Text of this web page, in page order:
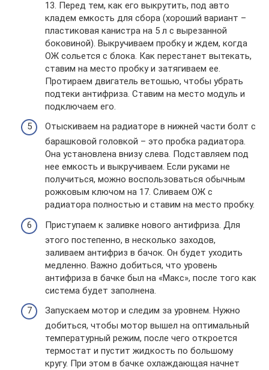
13. Перед тем, как его выкрутить, под авто
кладем емкость для сбора (хороший вариант –
пластиковая канистра на 5 л с вырезанной
боковиной). Выкручиваем пробку и ждем, когда
ОЖ сольется с блока. Как перестанет вытекать,
ставим на место пробку и затягиваем ее.
Протираем двигатель ветошью, чтобы убрать
подтеки антифриза. Ставим на место модуль и
подключаем его.
Отыскиваем на радиаторе в нижней части болт с
барашковой головкой – это пробка радиатора.
Она установлена внизу слева. Подставляем под
нее емкость и выкручиваем. Если руками не
получиться, можно воспользоваться обычным
рожковым ключом на 17. Сливаем ОЖ с
радиатора полностью и ставим на место пробку.
Приступаем к заливке нового антифриза. Для
этого постепенно, в несколько заходов,
заливаем антифриз в бачок. Он будет уходить
медленно. Важно добиться, что уровень
антифриза в бачке был на «Макс», после того как
система будет заполнена.
Запускаем мотор и следим за уровнем. Нужно
добиться, чтобы мотор вышел на оптимальный
температурный режим, после чего откроется
термостат и пустит жидкость по большому
кругу. При этом в бачке охлаждающая начнет